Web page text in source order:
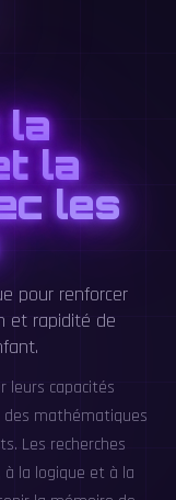
la
la
les
pour renforcer
et rapidité de
leurs capacités
des mathématiques
Les recherches
la logique et à la